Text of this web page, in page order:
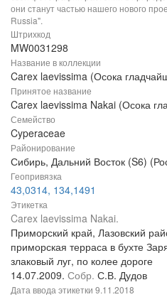
они станут частью нашего нового
Russia".
Штрихкод
MW0031298
Название в коллекции
Carex laevissima (Осока
Принятое название
Carex laevissima Nakai (Осока
Семейство
Cyperaceae
Районирование
Сибирь, Дальний Восток (S6)
Геопривязка
43,0314, 134,1491
Этикетка
Carex laevissima Nakai.
Приморский край, Лазовский
приморская терраса в бухте
злаковый луг, по колее дороге
14.07.2009. Собр. С.В. Дудов
Дата ввода этикетки 9.11.2018